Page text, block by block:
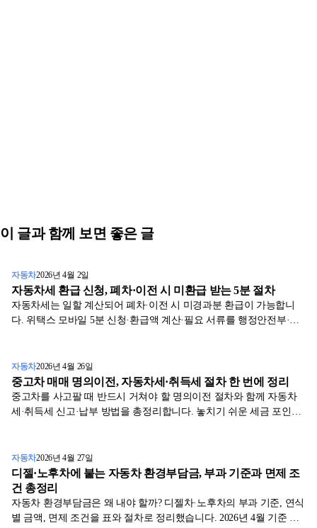
이 글과 함께 보면 좋은 글
자동차2026년 4월 2일
자동차세 환급 신청, 폐차·이전 시 미환급 받는 5분 절차
자동차세는 일할 계산되어 폐차·이전 시 미경과분 환급이 가능합니
다. 위택스 모바일 5분 신청·환급액 계산·필요 서류를 행정안전부·위
자동차2026년 4월 26일
중고차 매매 명의이전, 자동차세·취득세 절차 한 번에 정리
중고차를 사고팔 때 반드시 거쳐야 할 명의이전 절차와 함께 자동차
세·취득세 신고·납부 방법을 총정리합니다. 놓치기 쉬운 세금 포인트
자동차2026년 4월 27일
디젤·노후차에 붙는 자동차 환경부담금, 부과 기준과 면제 조
건 총정리
자동차 환경부담금은 왜 내야 할까? 디젤차·노후차의 부과 기준, 연식
별 금액, 면제 조건을 표와 절차로 정리했습니다. 2026년 4월 기준 최